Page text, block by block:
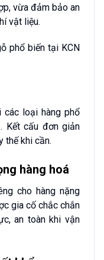
vừa đảm bảo an
vật liệu.
phổ biến tại KCN
các loại hàng phổ
Kết cấu đơn giản
thế khi cần.
hàng hoá
cho hàng nặng
gia cố chắc chắn
an toàn khi vận